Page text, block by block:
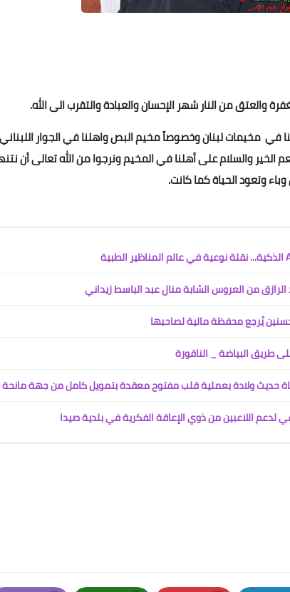
من النار شهر الإحسان والعبادة والتقرب الى الله.
في مخيمات لبنان وخصوصاً مخيم البص واهلنا في الجوار
الخير والسلام على أهلنا في المخيم ونرجوا من الله تعالى أن
وتعود الحياة كما كانت.
من العروس الشابة منال عبد الباسط زيداني
يُرجع محفظة مالية لصاحبها
حديث ولادة بعملية قلب مفتوح معقدة بتمويل كامل من جهة مانحة
لدعم اللاعبين من ذوي الإعاقة الفكرية في بلدية صيدا